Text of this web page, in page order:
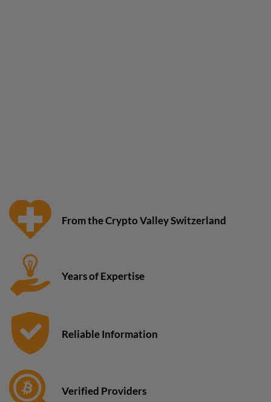
From the Crypto Valley Switzerland
Years of Expertise
Reliable Information
Verified Providers